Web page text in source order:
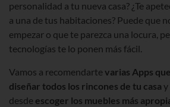
personalidad a tu nueva casa? ¿Te
a una de tus habitaciones? Puede que
empezar o que te parezca una locura,
tecnologías te lo ponen más fácil.
Vamos a recomendartevarias Apps
diseñar todos los rincones de tu casa y
desde escoger los muebles más